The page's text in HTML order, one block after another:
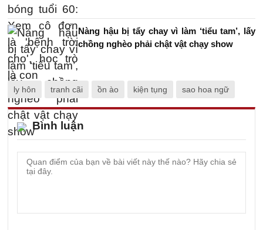
Nàng hậu bị tẩy chay vì làm ‘tiểu tam’, lấy
chồng nghèo phải chật vật chạy show
ly hôn tranh cãi ồn ào kiện tụng sao hoa ngữ
Bình luận